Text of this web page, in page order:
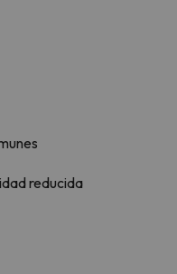
reducida